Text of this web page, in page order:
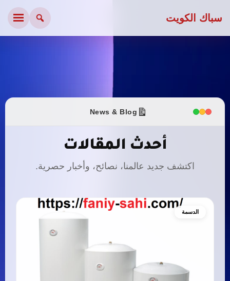
سباك الكويت
News & Blog
أحدث المقالات
اكتشف جديد عالمنا، نصائح، وأخبار حصرية.
الدسمة